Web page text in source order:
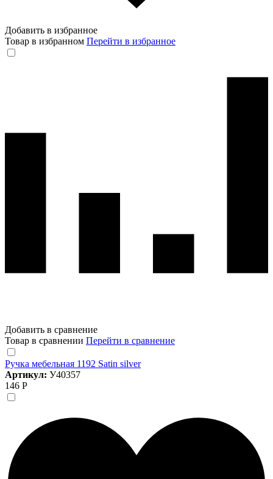
Добавить в избранное
Товар в избранном Перейти в избранное
Добавить в сравнение
Товар в сравнении Перейти в сравнение
Ручка мебельная 1192 Satin silver
Артикул: У40357
146 Р